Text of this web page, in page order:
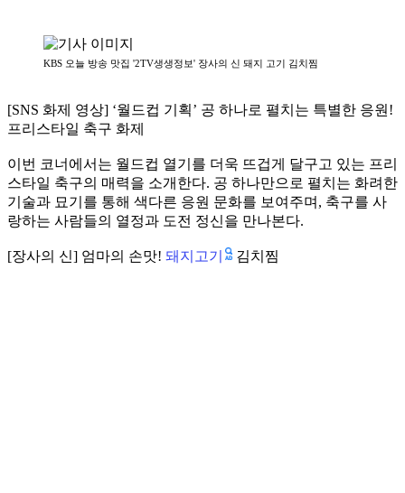
KBS 오늘 방송 맛집 '2TV생생정보' 장사의 신 돼지 고기 김치찜
[SNS 화제 영상] ‘월드컵 기획’ 공 하나로 펼치는 특별한 응원!
프리스타일 축구 화제
이번 코너에서는 월드컵 열기를 더욱 뜨겁게 달구고 있는 프리
스타일 축구의 매력을 소개한다. 공 하나만으로 펼치는 화려한
기술과 묘기를 통해 색다른 응원 문화를 보여주며, 축구를 사
랑하는 사람들의 열정과 도전 정신을 만나본다.
[장사의 신] 엄마의 손맛! 돼지고기 김치찜